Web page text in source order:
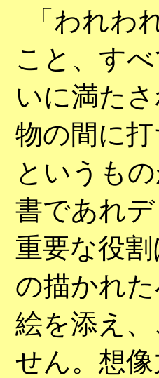
「われわ
こと、す
いに満た
物の間に
というも
書であれ
重要な役
の描かれ
絵を添え
せん。想